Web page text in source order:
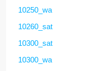
10250_wa
10260_sat
10300_sat
10300_wa